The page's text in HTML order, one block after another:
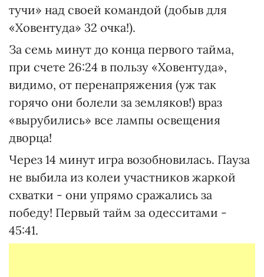
тучи» над своей командой (добыв для
«Ховентуда» 32 очка!).
За семь минут до конца первого тайма,
при счете 26:24 в пользу «Ховентуда»,
видимо, от перенапряжения (уж так
горячо они болели за земляков!) враз
«вырубились» все лампы освещения
дворца!
Через 14 минут игра возобновилась. Пауза
не выбила из колеи участников жаркой
схватки - они упрямо сражались за
победу! Первый тайм за одесситами -
45:41.